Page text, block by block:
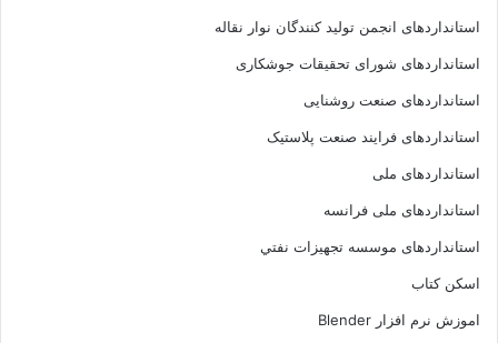
استانداردهای انجمن توليد کنندگان نوار نقاله
استانداردهای شورای تحقیقات جوشکاری
استانداردهای صنعت روشنایی
استانداردهای فرايند صنعت پلاستيک
استانداردهای ملی
استانداردهای ملی فرانسه
استانداردهای موسسه تجهيزات نفتي
اسکن کتاب
اموزش نرم افزار Blender